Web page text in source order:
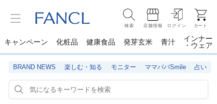
検索 店舗情報 ログイン カート
キャンペーン 化粧品 健康食品 発芽玄米 青汁
インナー
・ウェア
BRAND NEWS 楽しむ・知る モニター ママパパSmile 占い